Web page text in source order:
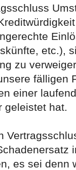
etc.),
zu
fälligen
einer
geleistet hat.
es sei denn